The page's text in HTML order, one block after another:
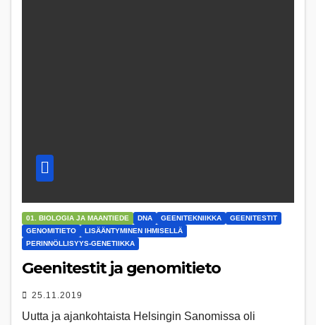
01. BIOLOGIA JA MAANTIEDE DNA GEENITEKNIIKKA
GEENITESTIT
GENOMITIETO
LISÄÄNTYMINEN IHMISELLÄ
PERINNÖLLISYYS-GENETIIKKA
Geenitestit ja genomitieto
25.11.2019
Uutta ja ajankohtaista Helsingin Sanomissa oli